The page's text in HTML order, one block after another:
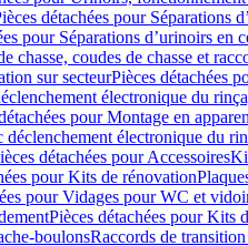
détachées pour Séparations
pour Séparations d’urinoirs en
chasse, coudes de chasse et
sur secteurPièces détachées
électronique du
pour Montage en
déclenchement électronique du
détachées pour Accessoires
pour Kits de rénovation
pour Vidages pour WC et
Pièces détachées pour Kits
boulonsRaccords de